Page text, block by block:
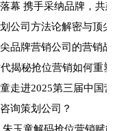
幕 携手采纳品牌，共建
公司方法论解密与顶尖品
品牌营销公司的营销战法
揭秘抢位营销如何重塑行
走进2025第三届中国营
询策划公司？